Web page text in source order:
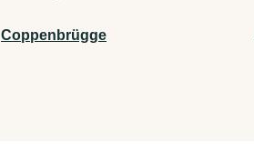
Coppenbrügge